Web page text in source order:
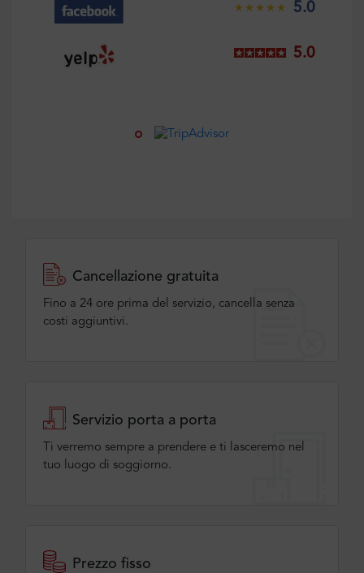
5.0
5.0
Cancellazione gratuita
Fino a 24 ore prima del servizio, cancella senza
costi aggiuntivi.
Servizio porta a porta
Ti verremo sempre a prendere e ti lasceremo nel
tuo luogo di soggiorno.
Prezzo fisso